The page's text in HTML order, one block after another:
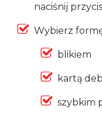
naciśnij
Wybierz formę
blikiem
kartą
szybkim